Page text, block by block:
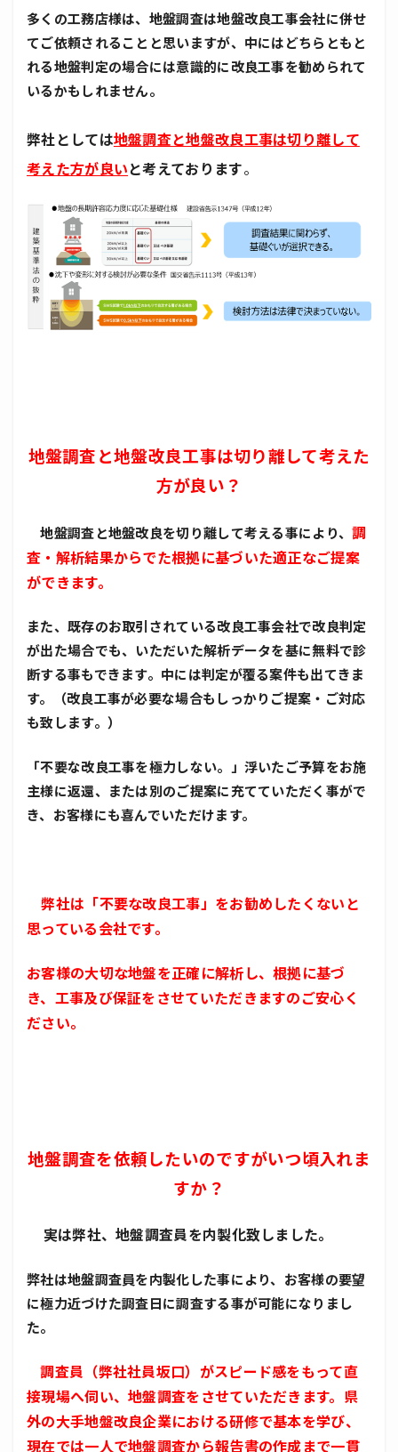
多くの工務店様は、地盤調査は地盤改良工事会社に併せ
てご依頼されることと思いますが、中にはどちらともと
れる地盤判定の場合には意識的に改良工事を勧められて
いるかもしれません。
弊社としては地盤調査と地盤改良工事は切り離して
考えた方が良いと考えております。
地盤調査と地盤改良工事は切り離して考えた
方が良い？
地盤調査と地盤改良を切り離して考える事により、調
査・解析結果からでた根拠に基づいた適正なご提案
ができます。
また、既存のお取引されている改良工事会社で改良判定
が出た場合でも、いただいた解析データを基に無料で診
断する事もできます。中には判定が覆る案件も出てきま
す。（改良工事が必要な場合もしっかりご提案・ご対応
も致します。）
「不要な改良工事を極力しない。」浮いたご予算をお施
主様に返還、または別のご提案に充てていただく事がで
き、お客様にも喜んでいただけます。
弊社は「不要な改良工事」をお勧めしたくないと
思っている会社です。
お客様の大切な地盤を正確に解析し、根拠に基づ
き、工事及び保証をさせていただきますのご安心く
ださい。
地盤調査を依頼したいのですがいつ頃入れま
すか？
実は弊社、地盤調査員を内製化致しました。
弊社は地盤調査員を内製化した事により、お客様の要望
に極力近づけた調査日に調査する事が可能になりまし
た。
調査員（弊社社員坂口）がスピード感をもって直
接現場へ伺い、地盤調査をさせていただきます。県
外の大手地盤改良企業における研修で基本を学び、
現在では一人で地盤調査から報告書の作成まで一貫